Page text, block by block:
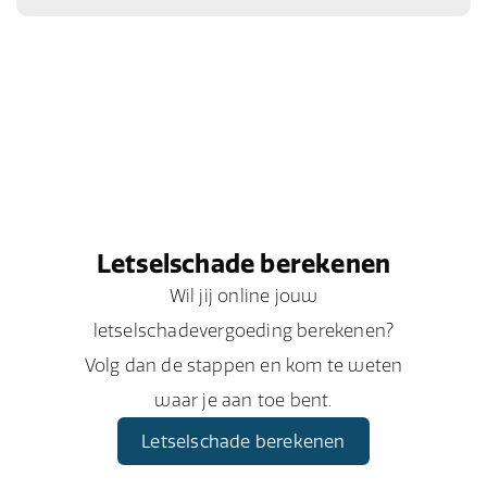
Letselschade berekenen
Wil jij online jouw
letselschadevergoeding berekenen?
Volg dan de stappen en kom te weten
waar je aan toe bent.
Letselschade berekenen